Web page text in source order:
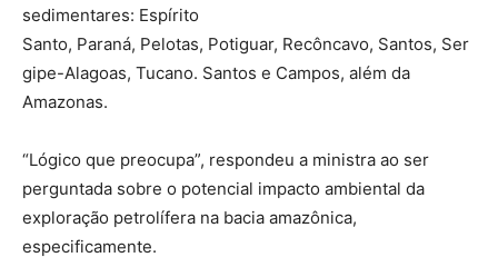
sedimentares: Espírito
Santo, Paraná, Pelotas, Potiguar, Recôncavo, Santos, Ser
gipe-Alagoas, Tucano. Santos e Campos, além da
Amazonas.
“Lógico que preocupa”, respondeu a ministra ao ser
perguntada sobre o potencial impacto ambiental da
exploração petrolífera na bacia amazônica,
especificamente.